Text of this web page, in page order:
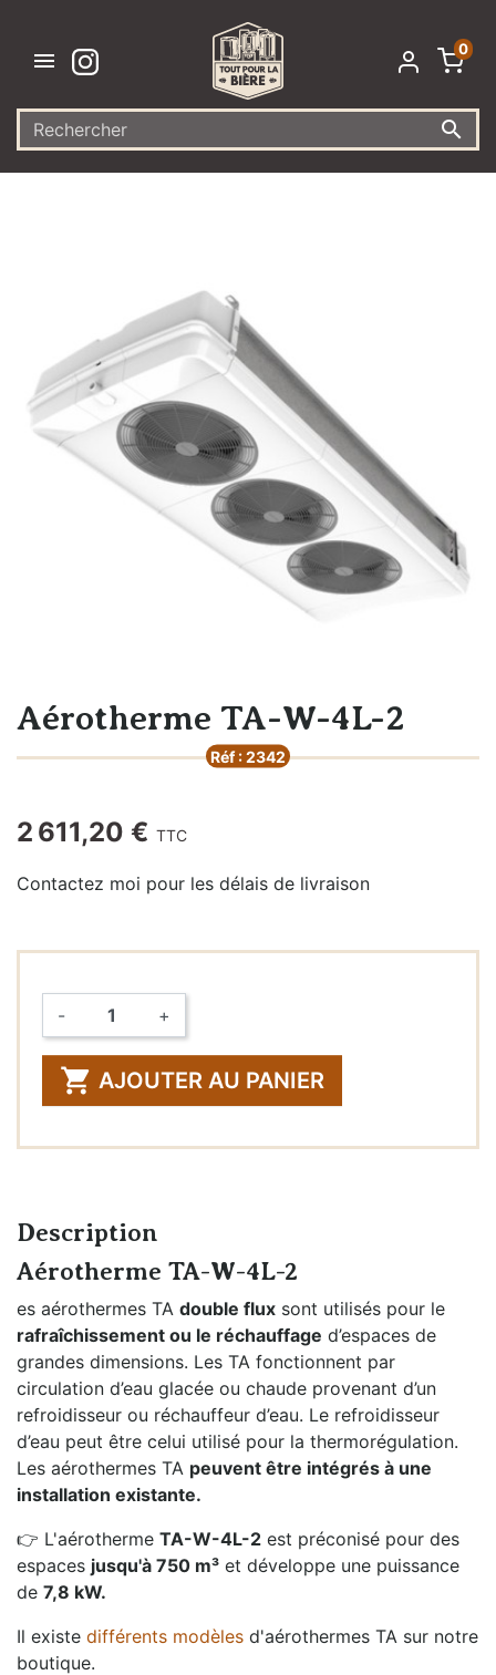


0
Aérotherme TA-W-4L-2
Réf : 2342
2 611,20 € TTC
Contactez moi pour les délais de livraison
Quantité
- +
 AJOUTER AU PANIER
Description
Aérotherme TA-W-4L-2
es aérothermes TA double flux sont utilisés pour le
rafraîchissement ou le réchauffage d’espaces de
grandes dimensions. Les TA fonctionnent par
circulation d’eau glacée ou chaude provenant d’un
refroidisseur ou réchauffeur d’eau. Le refroidisseur
d’eau peut être celui utilisé pour la thermorégulation.
Les aérothermes TA peuvent être intégrés à une
installation existante.
👉 L'aérotherme TA-W-4L-2 est préconisé pour des
espaces jusqu'à 750 m³ et développe une puissance
de 7,8 kW.
Il existe différents modèles d'aérothermes TA sur notre
boutique.